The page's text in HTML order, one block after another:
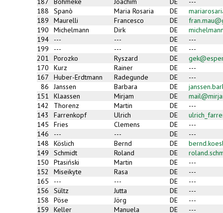
188
Spanò Maria Rosaria DE
189
Maurelli Francesco DE
190
Michelmann Dirk DE
194
--- --- DE
---
199
--- --- DE
---
201
Porozko Ryszard DE
170
Kurz Rainer DE
---
167
Huber-Erdtmann Radegunde DE
---
86
Janssen Barbara DE
151
Klaassen Mirjam DE
142
Thorenz Martin DE
---
143
Farrenkopf Ulrich DE
145
Fries Clemens DE
---
146
--- --- DE
---
148
Köslich Bernd DE
149
Schmidt Roland DE
150
Ptasiński Martin DE
---
152
Miseikyte Rasa DE
---
165
--- --- DE
---
156
Sültz Jutta DE
---
158
Pöse Jörg DE
---
159
Keller Manuela DE
---